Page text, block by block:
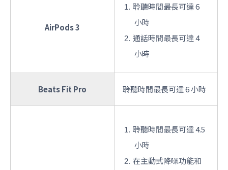
AirPods 3
聆聽時間最長可達 6
小時
通話時間最長可達 4
小時
Beats Fit Pro 聆聽時間最長可達 6 小時
聆聽時間最長可達 4.5
小時
在主動式降噪功能和